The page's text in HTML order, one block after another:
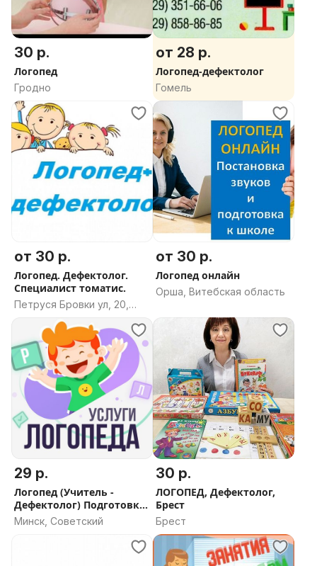
30 р.
Логопед
Гродно
от 28 р.
Логопед-дефектолог
Гомель
от 30 р.
Логопед. Дефектолог.
Специалист томатис.
Петруся Бровки ул, 20,
Витебск, Витебская
область
от 30 р.
Логопед онлайн
Орша, Витебская область
29 р.
Логопед (Учитель -
Дефектолог) Подготовка
к школе.
Минск, Советский
30 р.
ЛОГОПЕД, Дефектолог,
Брест
Брест